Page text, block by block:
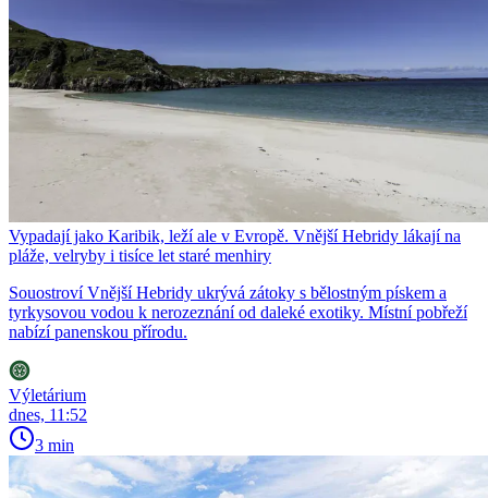
Vypadají jako Karibik, leží ale v Evropě. Vnější Hebridy lákají na
pláže, velryby i tisíce let staré menhiry
Souostroví Vnější Hebridy ukrývá zátoky s bělostným pískem a
tyrkysovou vodou k nerozeznání od daleké exotiky. Místní pobřeží
nabízí panenskou přírodu.
Výletárium
dnes, 11:52
3 min